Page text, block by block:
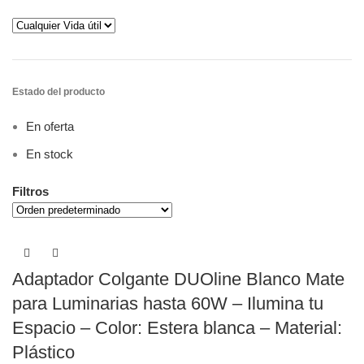
Estado del producto
En oferta
En stock
Filtros
Adaptador Colgante DUOline Blanco Mate
para Luminarias hasta 60W – Ilumina tu
Espacio – Color: Estera blanca – Material:
Plástico